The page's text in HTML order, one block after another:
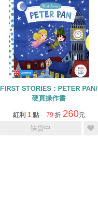
FIRST STORIES：PETER PAN/
硬頁操作書
紅利 1 點 79 折 260元
缺貨中